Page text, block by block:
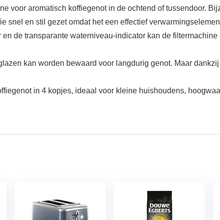
voor aromatisch koffiegenot in de ochtend of tussendoor.
snel en stil gezet omdat het een effectief
de transparante waterniveau-indicator kan de
kan worden bewaard voor langdurig genot. Maar
in 4 kopjes, ideaal voor kleine huishoudens,